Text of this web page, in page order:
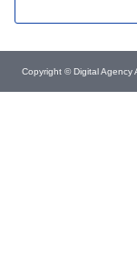
Copyright © Digital Agency